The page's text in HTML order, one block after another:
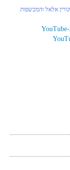
אלאל והמכשפות